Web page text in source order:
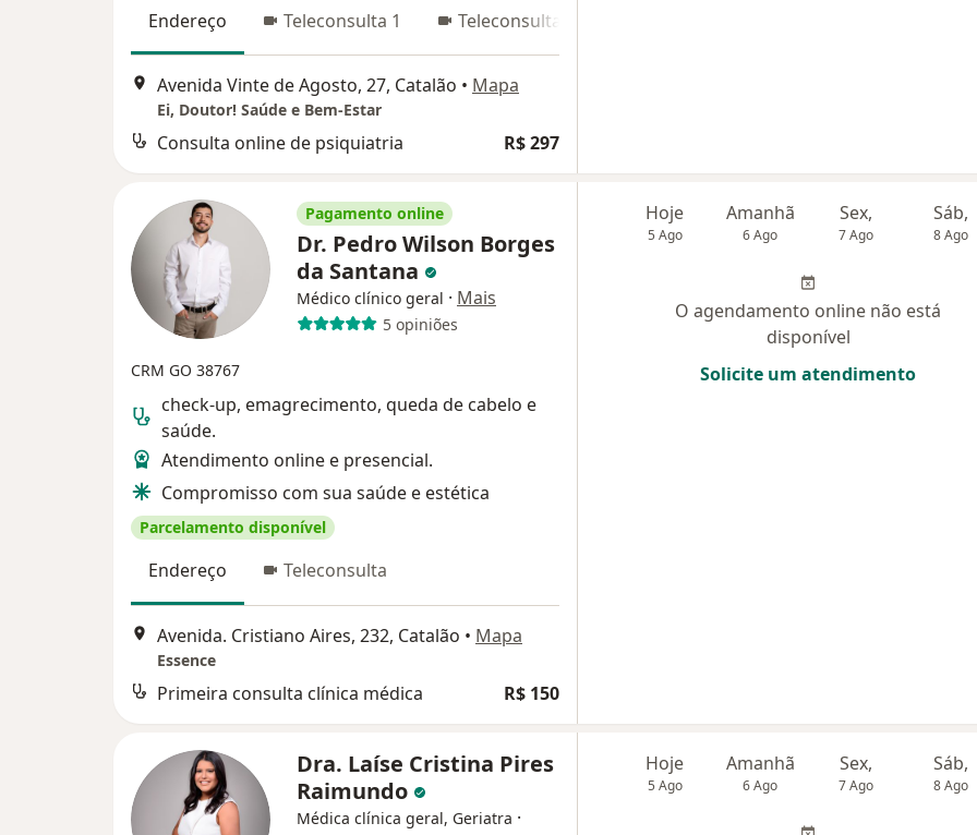
Endereço Teleconsulta 1 Teleconsulta 2
Avenida Vinte de Agosto, 27, Catalão • Mapa
Ei, Doutor! Saúde e Bem-Estar
Consulta online de psiquiatria R$ 297
Pagamento online
Dr. Pedro Wilson Borges
da Santana
Médico clínico geral · Mais
5 opiniões
CRM GO 38767
check-up, emagrecimento, queda de cabelo e
saúde.
Atendimento online e presencial.
Compromisso com sua saúde e estética
Parcelamento disponível
Endereço Teleconsulta
Avenida. Cristiano Aires, 232, Catalão • Mapa
Essence
Primeira consulta clínica médica R$ 150
Hoje
5 Ago
Amanhã
6 Ago
Sex,
7 Ago
Sáb,
8 Ago
O agendamento online não está
disponível
Solicite um atendimento
Dra. Laíse Cristina Pires
Raimundo
Médica clínica geral, Geriatra ·
Hoje
5 Ago
Amanhã
6 Ago
Sex,
7 Ago
Sáb,
8 Ago